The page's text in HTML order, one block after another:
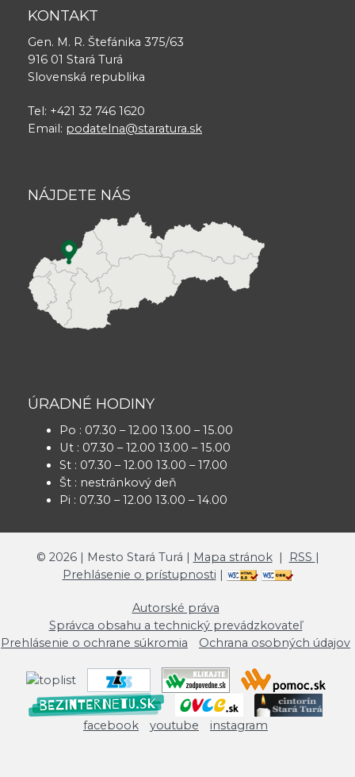
KONTAKT
Gen. M. R. Štefánika 375/63
916 01 Stará Turá
Slovenská republika
Tel: +421 32 746 1620
Email: podatelna@staratura.sk
NÁJDETE NÁS
ÚRADNÉ HODINY
Po : 07.30 – 12.00 13.00 – 15.00
Ut : 07.30 – 12.00 13.00 – 15.00
St : 07.30 – 12.00 13.00 – 17.00
Št : nestránkový deň
Pi : 07.30 – 12.00 13.00 – 14.00
© 2026| Mesto Stará Turá | Mapa stránok| RSS |
Prehlásenie o prístupnosti |
Autorské práva
Správca obsahu a technický prevádzkovateľ
Prehlásenie o ochrane súkromia
Ochrana osobných údajov
facebook youtube instagram